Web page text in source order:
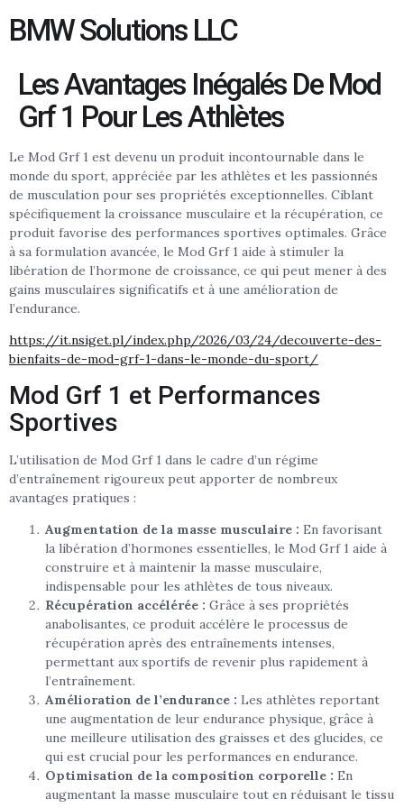
BMW Solutions LLC
Les Avantages Inégalés De Mod
Grf 1 Pour Les Athlètes
Le Mod Grf 1 est devenu un produit incontournable dans le
monde du sport, appréciée par les athlètes et les passionnés
de musculation pour ses propriétés exceptionnelles. Ciblant
spécifiquement la croissance musculaire et la récupération, ce
produit favorise des performances sportives optimales. Grâce
à sa formulation avancée, le Mod Grf 1 aide à stimuler la
libération de l’hormone de croissance, ce qui peut mener à des
gains musculaires significatifs et à une amélioration de
l’endurance.
https://it.nsiget.pl/index.php/2026/03/24/decouverte-des-
bienfaits-de-mod-grf-1-dans-le-monde-du-sport/
Mod Grf 1 et Performances
Sportives
L’utilisation de Mod Grf 1 dans le cadre d’un régime
d’entraînement rigoureux peut apporter de nombreux
avantages pratiques :
Augmentation de la masse musculaire : En favorisant
la libération d’hormones essentielles, le Mod Grf 1 aide à
construire et à maintenir la masse musculaire,
indispensable pour les athlètes de tous niveaux.
Récupération accélérée : Grâce à ses propriétés
anabolisantes, ce produit accélère le processus de
récupération après des entraînements intenses,
permettant aux sportifs de revenir plus rapidement à
l’entraînement.
Amélioration de l’endurance : Les athlètes reportant
une augmentation de leur endurance physique, grâce à
une meilleure utilisation des graisses et des glucides, ce
qui est crucial pour les performances en endurance.
Optimisation de la composition corporelle : En
augmentant la masse musculaire tout en réduisant le tissu